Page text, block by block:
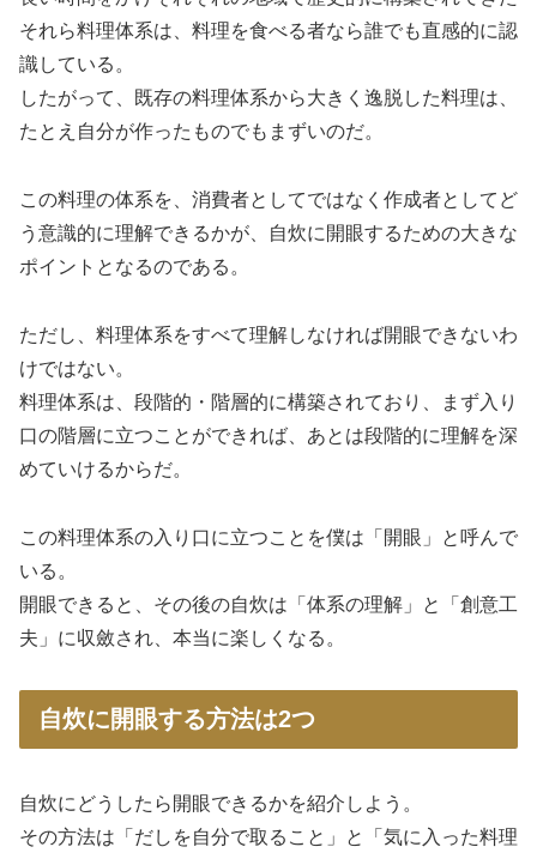
それら料理体系は、料理を食べる者なら誰でも直感的に認
識している。
したがって、既存の料理体系から大きく逸脱した料理は、
たとえ自分が作ったものでもまずいのだ。
この料理の体系を、消費者としてではなく作成者としてど
う意識的に理解できるかが、自炊に開眼するための大きな
ポイントとなるのである。
ただし、料理体系をすべて理解しなければ開眼できないわ
けではない。
料理体系は、段階的・階層的に構築されており、まず入り
口の階層に立つことができれば、あとは段階的に理解を深
めていけるからだ。
この料理体系の入り口に立つことを僕は「開眼」と呼んで
いる。
開眼できると、その後の自炊は「体系の理解」と「創意工
夫」に収斂され、本当に楽しくなる。
自炊に開眼する方法は2つ
自炊にどうしたら開眼できるかを紹介しよう。
その方法は「だしを自分で取ること」と「気に入った料理